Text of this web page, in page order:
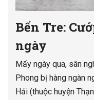
Bến Tre:
ngày
Mấy ngày qua, sân
Phong bị hàng ngàn
Hải (thuộc huyện